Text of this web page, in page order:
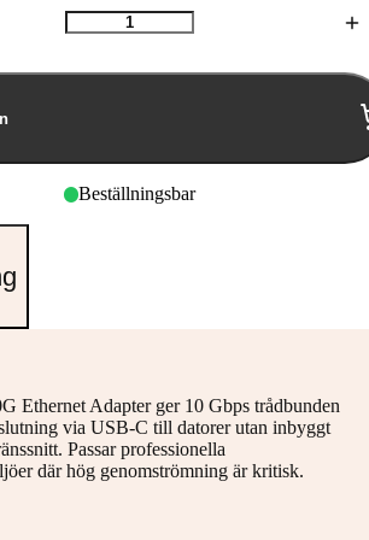
Antal
Beställningsbar
Ethernet Adapter ger 10 Gbps trådbunden
via USB-C till datorer utan inbyggt
Passar professionella
där hög genomströmning är kritisk.